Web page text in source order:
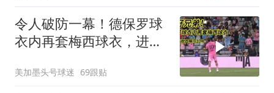
令人破防一幕！德保罗球
衣内再套梅西球衣，进球
美加墨头号球迷 69跟贴